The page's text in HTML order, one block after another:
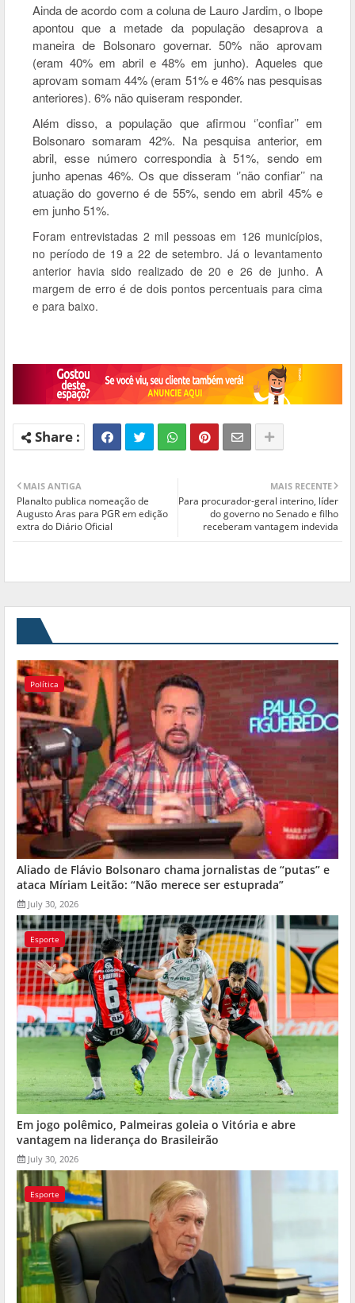
Ainda de acordo com a coluna de Lauro Jardim, o Ibope
apontou que a metade da população desaprova a
maneira de Bolsonaro governar. 50% não aprovam
(eram 40% em abril e 48% em junho). Aqueles que
aprovam somam 44% (eram 51% e 46% nas pesquisas
anteriores). 6% não quiseram responder.
Além disso, a população que afirmou ‘’confiar’’ em
Bolsonaro somaram 42%. Na pesquisa anterior, em
abril, esse número correspondia à 51%, sendo em
junho apenas 46%. Os que disseram ‘’não confiar’’ na
atuação do governo é de 55%, sendo em abril 45% e
em junho 51%.
Foram entrevistadas 2 mil pessoas em 126 municípios,
no período de 19 a 22 de setembro. Já o levantamento
anterior havia sido realizado de 20 e 26 de junho. A
margem de erro é de dois pontos percentuais para cima
e para baixo.
MAIS RECENTE
Para procurador-geral interino, líder
do governo no Senado e filho
receberam vantagem indevida
MAIS ANTIGA
Planalto publica nomeação de
Augusto Aras para PGR em edição
extra do Diário Oficial
Política
Aliado de Flávio Bolsonaro chama jornalistas de “putas” e
ataca Míriam Leitão: “Não merece ser estuprada”
July 30, 2026
Esporte
Em jogo polêmico, Palmeiras goleia o Vitória e abre
vantagem na liderança do Brasileirão
July 30, 2026
Esporte